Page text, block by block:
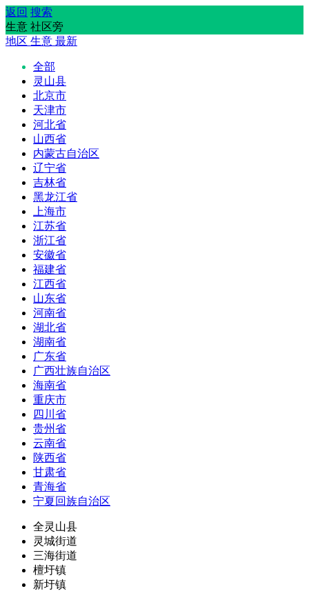
返回 搜索
生意 社区旁
地区 生意 最新
全部
灵山县
北京市
天津市
河北省
山西省
内蒙古自治区
辽宁省
吉林省
黑龙江省
上海市
江苏省
浙江省
安徽省
福建省
江西省
山东省
河南省
湖北省
湖南省
广东省
广西壮族自治区
海南省
重庆市
四川省
贵州省
云南省
陕西省
甘肃省
青海省
宁夏回族自治区
全灵山县
灵城街道
三海街道
檀圩镇
新圩镇